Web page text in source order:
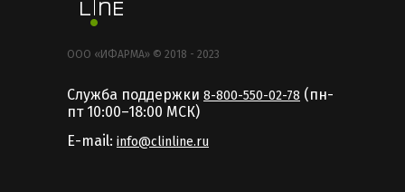
ООО «ИФАРМА» © 2018 - 2023
Служба поддержки 8-800-550-02-78 (пн-
пт 10:00–18:00 MCК)
E-mail: info@clinline.ru